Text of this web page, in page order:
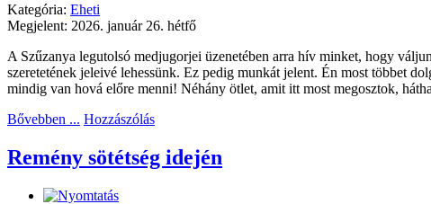
Kategória: Eheti
Megjelent: 2026. január 26. hétfő
A Szűzanya legutolsó medjugorjei üzenetében arra hív minket, hogy
szeretetének jeleivé lehessünk. Ez pedig munkát jelent. Én most többet
mindig van hová előre menni! Néhány ötlet, amit itt most megosztok,
Bővebben ... Hozzászólás
Remény sötétség idején